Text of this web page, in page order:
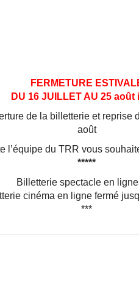
FERMETURE
DU 16 JUILLET AU 25 août
de la billetterie et reprise
août
l’équipe du TRR vous
*****
Billetterie spectacle en
cinéma en ligne fermé
***
–